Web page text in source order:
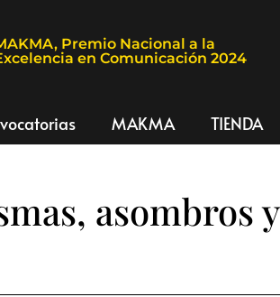
Premio Nacional a la
en Comunicación 2024
MAKMA TIENDA
asombros y